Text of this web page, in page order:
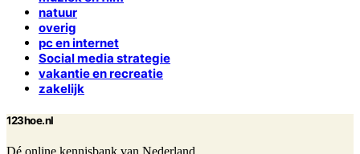
natuur
overig
pc en internet
Social media strategie
vakantie en recreatie
zakelijk
123hoe.nl